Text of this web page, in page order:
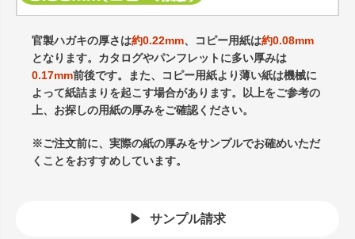
官製ハガキの厚さは約0.22mm、コピー用紙は約0.08mm
となります。カタログやパンフレットに多い厚みは
0.17mm前後です。また、コピー用紙より薄い紙は機械に
よって紙詰まりを起こす場合があります。以上をご参考の
上、お探しの用紙の厚みをご確認ください。
※ご注文前に、実際の紙の厚みをサンプルでお確めいただ
くことをおすすめしています。
サンプル請求